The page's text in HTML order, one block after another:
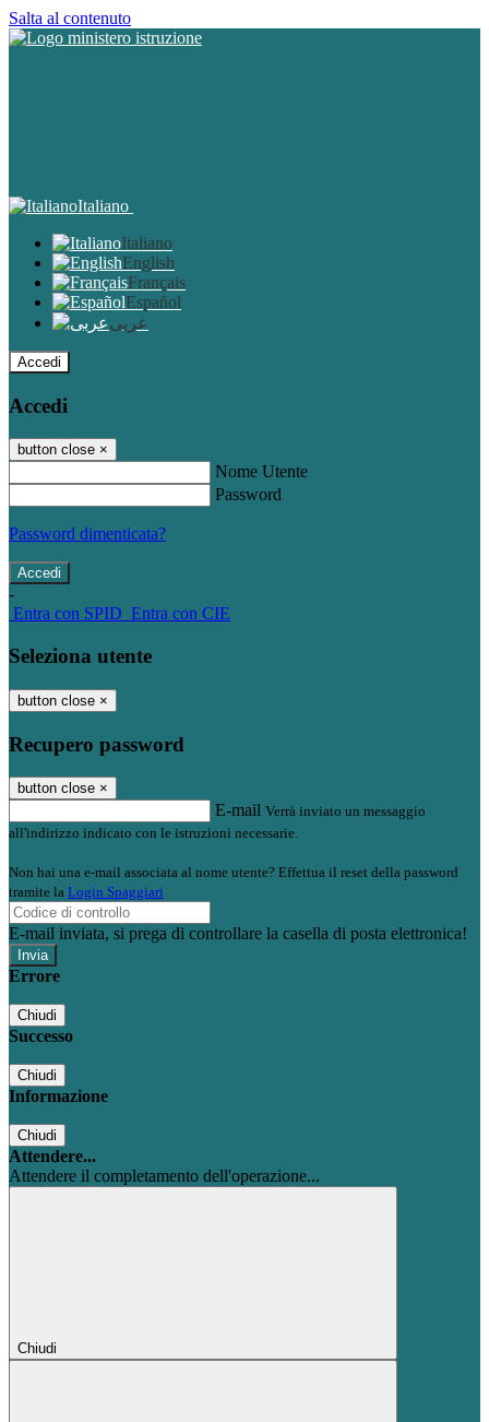
Salta al contenuto
Italiano
Italiano
English
Français
Español
عربى
Accedi
Accedi
button close ×
Nome Utente
Password
Password dimenticata?
-
Entra con SPID Entra con CIE
Seleziona utente
button close ×
Recupero password
button close ×
E-mail Verrà inviato un messaggio
all'indirizzo indicato con le istruzioni necessarie.
Non hai una e-mail associata al nome utente? Effettua il reset della password
tramite la Login Spaggiari
E-mail inviata, si prega di controllare la casella di posta elettronica!
Errore
Chiudi
Successo
Chiudi
Informazione
Chiudi
Attendere...
Attendere il completamento dell'operazione...
Chiudi